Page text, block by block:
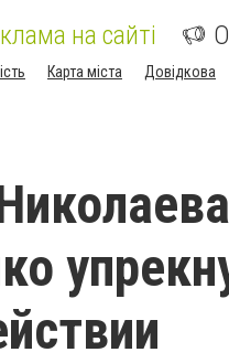
на сайті
Карта міста Довідкова